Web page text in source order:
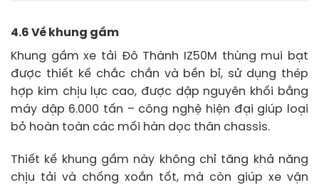
4.6 Về khung gầm
Khung gầm xe tải Đô Thành IZ50M thùng mui bạt
được thiết kế chắc chắn và bền bỉ, sử dụng thép
hợp kim chịu lực cao, được dập nguyên khối bằng
máy dập 6.000 tấn – công nghệ hiện đại giúp loại
bỏ hoàn toàn các mối hàn dọc thân chassis.
Thiết kế khung gầm này không chỉ tăng khả năng
chịu tải và chống xoắn tốt, mà còn giúp xe vận